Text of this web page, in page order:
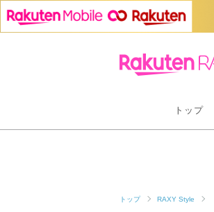
トップ
トップ RAXY Style